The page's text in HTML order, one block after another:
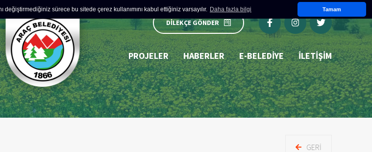
sürece bu sitede çerez kullanımını kabul ettiğiniz varsayılır. Daha fazla bilgi Tamam
DİLEKÇE GÖNDER
PROJELER HABERLER E-BELEDIYE İLETİŞİM
GERI